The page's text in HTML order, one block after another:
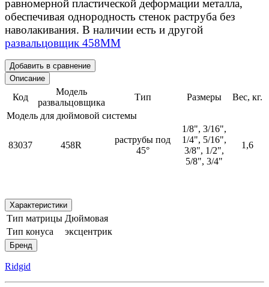
равномерной пластической деформации металла,
обеспечивая однородность стенок раструба без
наволакивания. В наличии есть и другой
развальцовщик 458MM
Добавить в сравнение
Описание
Код
Модель
развальцовщика
Тип Размеры
Вес, кг.
Модель для дюймовой системы
83037 458R
раструбы под
45°
1/8", 3/16",
1/4", 5/16",
3/8", 1/2",
5/8", 3/4"
1,6
Характеристики
Тип матрицы Дюймовая
Тип конуса
эксцентрик
Бренд
Ridgid